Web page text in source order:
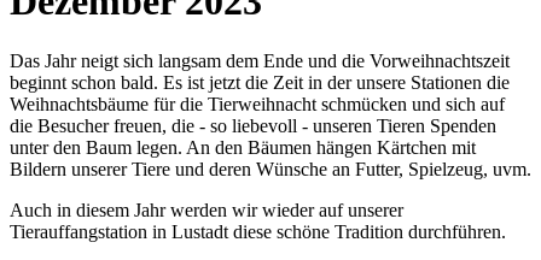
Das Jahr neigt sich langsam dem Ende und die Vorweihnachtszeit
beginnt schon bald. Es ist jetzt die Zeit in der unsere Stationen die
Weihnachtsbäume für die Tierweihnacht schmücken und sich auf
die Besucher freuen, die - so liebevoll - unseren Tieren Spenden
unter den Baum legen. An den Bäumen hängen Kärtchen mit
Bildern unserer Tiere und deren Wünsche an Futter, Spielzeug, uvm.
Auch in diesem Jahr werden wir wieder auf unserer
Tierauffangstation in Lustadt diese schöne Tradition durchführen.